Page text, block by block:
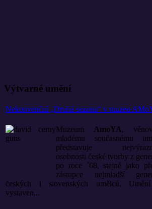
Výtvarné umění
Nekonvenční „Druhá sezona“ v muzeu
Muzeum AmoYA,
mladému současnému
představuje
osobnosti české tvorby z
po roce ´68, stejně jako
zástupce nejmladší
českých i slovenských umělců.
vystaven...